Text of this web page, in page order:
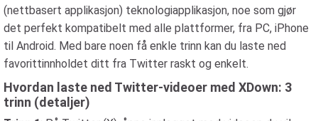
(nettbasert applikasjon) teknologiapplikasjon, noe som gjør
det perfekt kompatibelt med alle plattformer, fra PC, iPhone
til Android. Med bare noen få enkle trinn kan du laste ned
favorittinnholdet ditt fra Twitter raskt og enkelt.
Hvordan laste ned Twitter-videoer med XDown: 3
trinn (detaljer)